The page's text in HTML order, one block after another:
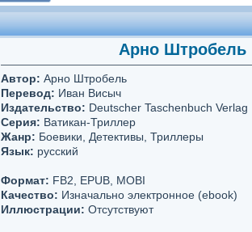
Арно Штробель
Автор: Арно Штробель
Перевод: Иван Висыч
Издательство: Deutscher Taschenbuch Verlag
Серия: Ватикан-Триллер
Жанр: Боевики, Детективы, Триллеры
Язык: русский
Формат: FB2, EPUB, MOBI
Качество: Изначально электронное (ebook)
Иллюстрации: Отсутствуют